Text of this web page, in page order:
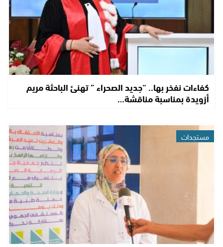
كفاءات نفخر بها.. “جديد الصحراء ” تهنئ الباحثة مريم
أزويدة بمناسبة مناقشة…
مستجدات